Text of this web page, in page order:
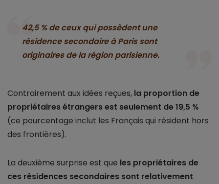
42,5 % de ceux qui possèdent une
résidence secondaire à Paris sont
originaires de la région parisienne.
Contrairement aux idées reçues, la proportion de
propriétaires étrangers est seulement de 19,5 %
(ce pourcentage inclut les Français qui résident hors
des frontières).
La deuxième surprise est que les propriétaires de
ces résidences secondaires sont relativement